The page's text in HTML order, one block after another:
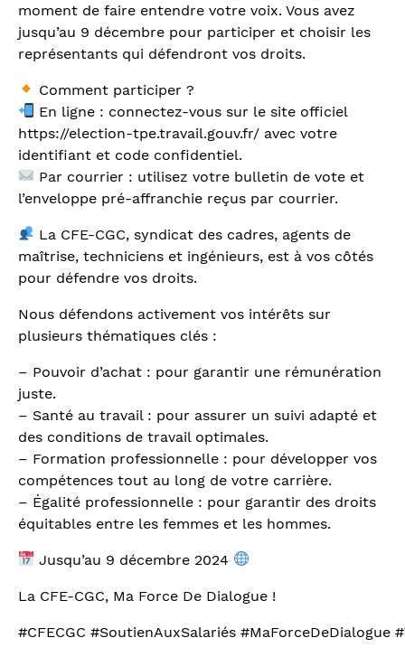
moment de faire entendre votre voix. Vous avez
jusqu’au 9 décembre pour participer et choisir les
représentants qui défendront vos droits.
Comment participer ?
En ligne : connectez-vous sur le site officiel
https://election-tpe.travail.gouv.fr/ avec votre
identifiant et code confidentiel.
Par courrier : utilisez votre bulletin de vote et
l’enveloppe pré-affranchie reçus par courrier.
La CFE-CGC, syndicat des cadres, agents de
maîtrise, techniciens et ingénieurs, est à vos côtés
pour défendre vos droits.
Nous défendons activement vos intérêts sur
plusieurs thématiques clés :
– Pouvoir d’achat : pour garantir une rémunération
juste.
– Santé au travail : pour assurer un suivi adapté et
des conditions de travail optimales.
– Formation professionnelle : pour développer vos
compétences tout au long de votre carrière.
– Égalité professionnelle : pour garantir des droits
équitables entre les femmes et les hommes.
Jusqu’au 9 décembre 2024
La CFE-CGC, Ma Force De Dialogue !
#CFECGC #SoutienAuxSalariés #MaForceDeDialogue